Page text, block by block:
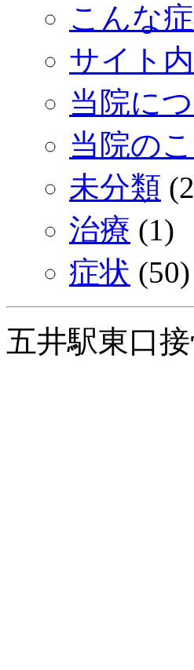
こんな
サイト内
当院に
当院の
未分類
治療 (1)
症状 (50)
五井駅東口